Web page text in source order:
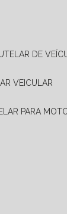
DE
VEICULAR
PARA